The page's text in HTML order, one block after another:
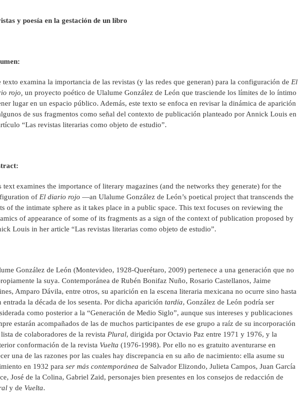
y poesía en la gestación de un libro
texto examina la importancia de las revistas (y las redes que generan) para la configuración de El
rojo, un proyecto poético de Ulalume González de León que trasciende los límites de lo íntimo
lugar en un espacio público. Además, este texto se enfoca en revisar la dinámica de aparición
de sus fragmentos como señal del contexto de publicación planteado por Annick Louis en
“Las revistas literarias como objeto de estudio”.
text examines the importance of literary magazines (and the networks they generate) for the
of El diario rojo —an Ulalume González de León’s poetical project that transcends the
of the intimate sphere as it takes place in a public space. This text focuses on reviewing the
of appearance of some of its fragments as a sign of the context of publication proposed by
Louis in her article “Las revistas literarias como objeto de estudio”.
González de León (Montevideo, 1928-Querétaro, 2009) pertenece a una generación que no
la suya. Contemporánea de Rubén Bonifaz Nuño, Rosario Castellanos, Jaime
Amparo Dávila, entre otros, su aparición en la escena literaria mexicana no ocurre sino hasta
entrada la década de los sesenta. Por dicha aparición tardía, González de León podría ser
como posterior a la “Generación de Medio Siglo”, aunque sus intereses y publicaciones
estarán acompañados de las de muchos participantes de ese grupo a raíz de su incorporación
de colaboradores de la revista Plural, dirigida por Octavio Paz entre 1971 y 1976, y la
conformación de la revista Vuelta (1976-1998). Por ello no es gratuito aventurarse en
una de las razones por las cuales hay discrepancia en su año de nacimiento: ella asume su
en 1932 para ser más contemporánea de Salvador Elizondo, Julieta Campos, Juan García
José de la Colina, Gabriel Zaid, personajes bien presentes en los consejos de redacción de
y de Vuelta.